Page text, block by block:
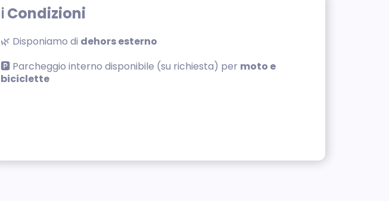
ℹ️ Condizioni
🌿 Disponiamo di dehors esterno
🅿️ Parcheggio interno disponibile (su richiesta) per moto e
biciclette